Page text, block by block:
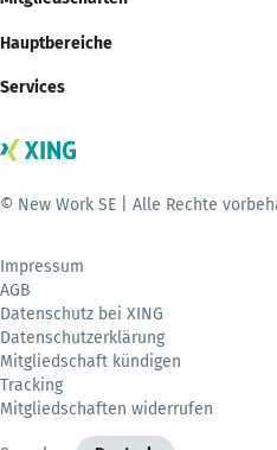
Hauptbereiche
Services
© New Work SE | Alle Rechte
Impressum
AGB
Datenschutz bei XING
Datenschutzerklärung
Mitgliedschaft kündigen
Tracking
Mitgliedschaften widerrufen